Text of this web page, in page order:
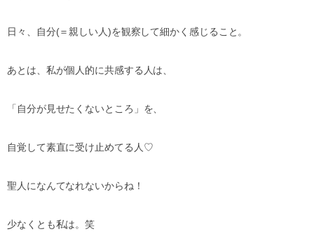
日々、自分(＝親しい人)を観察して細かく感じること。
あとは、私が個人的に共感する人は、
「自分が見せたくないところ」を、
自覚して素直に受け止めてる人♡
聖人になんてなれないからね！
少なくとも私は。笑